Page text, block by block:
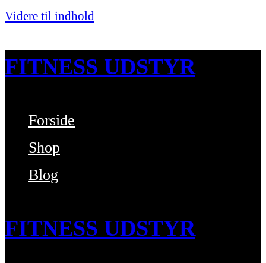
Videre til indhold
FITNESS UDSTYR
Bare endnu et fitness websted
Forside
Shop
Blog
FITNESS UDSTYR